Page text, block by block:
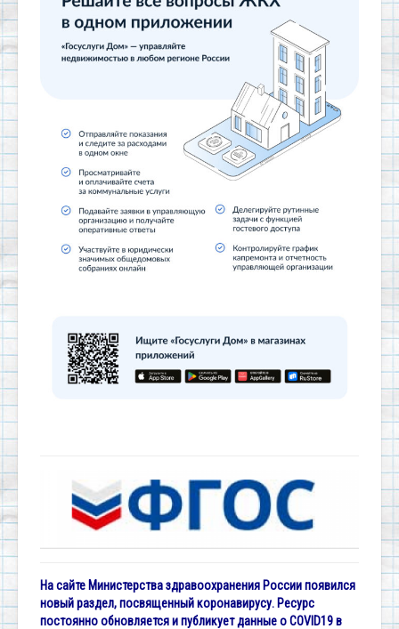
На сайте Министерства здравоохранения России появился
новый раздел, посвященный коронавирусу. Ресурс
постоянно обновляется и публикует данные о COVID19 в